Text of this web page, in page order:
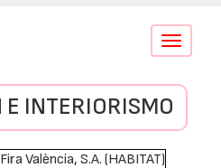
Conmutar
INTERIORISMO